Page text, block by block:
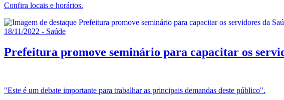
Confira locais e horários.
18/11/2022 - Saúde
Prefeitura promove seminário para capacitar os
"Este é um debate importante para trabalhar as principais demandas deste público".